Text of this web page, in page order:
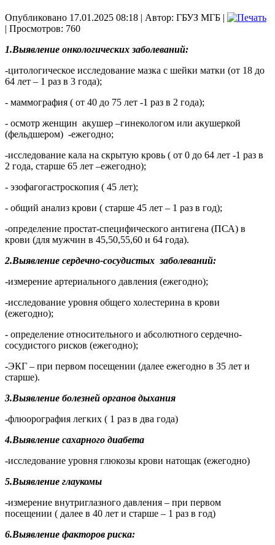
Опубликовано 17.01.2025 08:18 | Автор: ГБУЗ МГБ |
| Просмотров: 760
1.Выявление онкологических заболеваний:
-цитологическое исследование мазка с шейки матки (от 18 до
64 лет – 1 раз в 3 года);
- маммография ( от 40 до 75 лет -1 раз в 2 года);
- осмотр женщин акушер –гинекологом или акушеркой
(фельдшером) -ежегодно;
-исследование кала на скрытую кровь ( от 0 до 64 лет -1 раз в
2 года, старше 65 лет –ежегодно);
- эзофагогастроскопия ( 45 лет);
- общий анализ крови ( старше 45 лет – 1 раз в год);
-определение простат-специфического антигена (ПСА) в
крови (для мужчин в 45,50,55,60 и 64 года).
2.Выявление сердечно-сосудистых заболеваний:
-измерение артериального давления (ежегодно);
-исследование уровня общего холестерина в крови
(ежегодно);
- определение относительного и абсолютного сердечно-
сосудистого рисков (ежегодно);
-ЭКГ – при первом посещении (далее ежегодно в 35 лет и
старше).
3.Выявление болезней органов дыхания
-флюорография легких ( 1 раз в два года)
4.Выявление сахарного диабета
-исследование уровня глюкозы крови натощак (ежегодно)
5.Выявление глаукомы
-измерение внутриглазного давления – при первом
посещении ( далее в 40 лет и старше – 1 раз в год)
6.Выявление факторов риска: